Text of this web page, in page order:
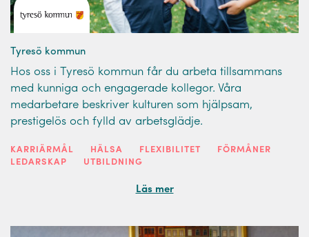
Tyresö kommun
Hos oss i Tyresö kommun får du arbeta tillsammans
med kunniga och engagerade kollegor. Våra
medarbetare beskriver kulturen som hjälpsam,
prestigelös och fylld av arbetsglädje.
KARRIÄRMÅL HÄLSA FLEXIBILITET
FÖRMÅNER
LEDARSKAP
UTBILDNING
Läs mer